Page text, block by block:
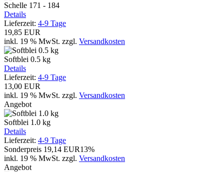
Schelle 171 - 184
Details
Lieferzeit: 4-9 Tage
19,85 EUR
inkl. 19 % MwSt. zzgl. Versandkosten
Softblei 0.5 kg
Details
Lieferzeit: 4-9 Tage
13,00 EUR
inkl. 19 % MwSt. zzgl. Versandkosten
Angebot
Softblei 1.0 kg
Details
Lieferzeit: 4-9 Tage
Sonderpreis 19,14 EUR13%
inkl. 19 % MwSt. zzgl. Versandkosten
Angebot